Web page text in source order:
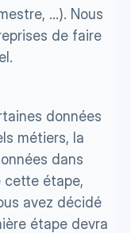
…). Nous
de faire
données
métiers, la
dans
cette étape,
avez décidé
étape devra